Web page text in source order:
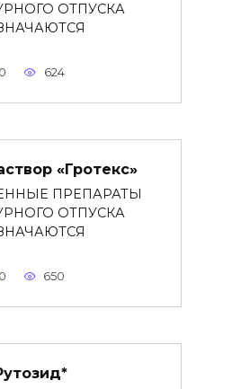
ОТПУСКА
0 624
«Гротекс»
ПРЕПАРАТЫ
ОТПУСКА
0 650